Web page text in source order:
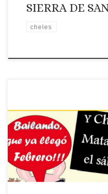
SIERRA DE
cheles
Lugar: Cheles Fecha: 29 de